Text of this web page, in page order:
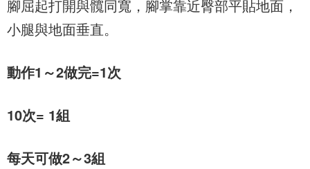
腳屈起打開與髖同寬，腳掌靠近臀部平貼地面，
小腿與地面垂直。
動作1～2做完=1次
10次= 1組
每天可做2～3組